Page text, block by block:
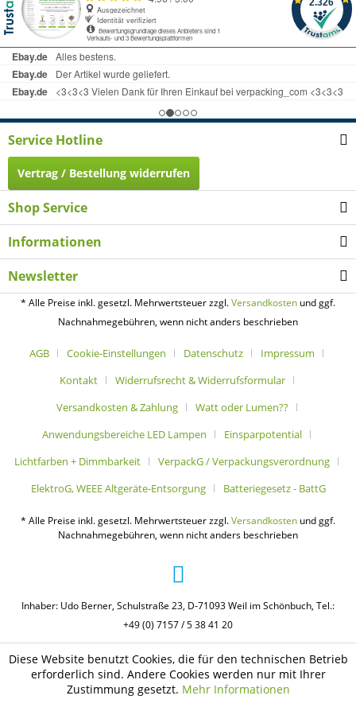
Service Hotline
Vertrag / Bestellung widerrufen
Shop Service
Informationen
Newsletter
* Alle Preise inkl. gesetzl. Mehrwertsteuer zzgl.Versandkosten und ggf.
Nachnahmegebühren, wenn nicht anders beschrieben
AGB Cookie-Einstellungen Datenschutz
Impressum
Kontakt
Widerrufsrecht & Widerrufsformular
Versandkosten & Zahlung
Watt oder Lumen??
Anwendungsbereiche LED Lampen
Einsparpotential
Lichtfarben + Dimmbarkeit
VerpackG / Verpackungsverordnung
ElektroG, WEEE Altgeräte-Entsorgung
Batteriegesetz - BattG
* Alle Preise inkl. gesetzl. Mehrwertsteuer zzgl.Versandkosten und ggf.
Nachnahmegebühren, wenn nicht anders beschrieben
Inhaber: Udo Berner, Schulstraße 23, D-71093 Weil im Schönbuch, Tel.:
+49 (0) 7157 / 5 38 41 20
Diese Website benutzt Cookies, die für den technischen Betrieb
erforderlich sind. Andere Cookies werden nur mit Ihrer
Zustimmung gesetzt. Mehr Informationen